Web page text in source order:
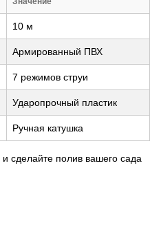
10 м
Армированный ПВХ
7 режимов струи
Ударопрочный пластик
Ручная катушка
и сделайте полив вашего сада